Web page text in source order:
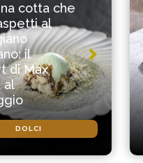
cotta che
al
il
di Max
al
DOLCI